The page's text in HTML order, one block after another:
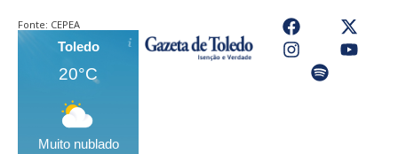
Fonte: CEPEA
Toledo
20°C
Muito nublado